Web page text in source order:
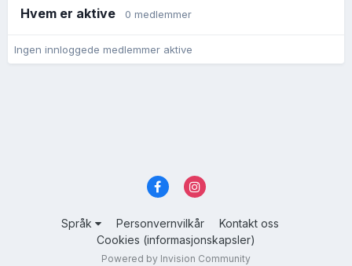
Hvem er aktive 0 medlemmer
Ingen innloggede medlemmer aktive
Språk Personvernvilkår
Kontakt oss
Cookies (informasjonskapsler)
Powered by Invision Community